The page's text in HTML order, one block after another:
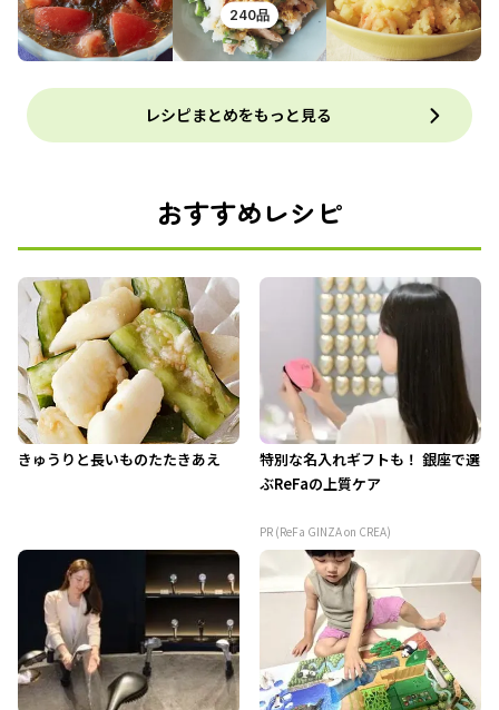
240品
レシピまとめをもっと見る
おすすめレシピ
きゅうりと長いものたたきあえ
特別な名入れギフトも！ 銀座で選
ぶReFaの上質ケア
PR (ReFa GINZA on CREA)